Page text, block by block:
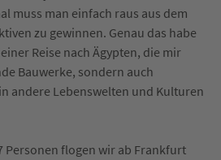
muss man einfach raus aus dem
zu gewinnen. Genau das habe
Reise nach Ägypten, die mir
Bauwerke, sondern auch
andere Lebenswelten und Kulturen
Personen flogen wir ab Frankfurt